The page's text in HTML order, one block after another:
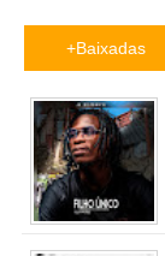
+Baixadas